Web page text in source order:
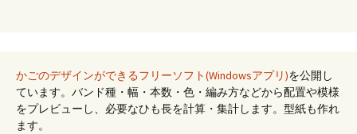
かごのデザインができるフリーソフト(Windowsアプリ)を公開し
ています。バンド種・幅・本数・色・編み方などから配置や模様
をプレビューし、必要なひも長を計算・集計します。型紙も作れ
ます。